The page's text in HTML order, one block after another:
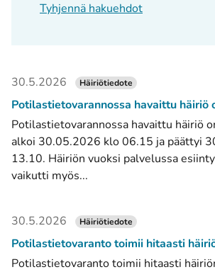
Tyhjennä hakuehdot
30.5.2026 Häiriötiedote
Potilastietovarannossa havaittu häiriö
Potilastietovarannossa havaittu häiriö
alkoi 30.05.2026 klo 06.15 ja päättyi
13.10. Häiriön vuoksi palvelussa
vaikutti myös...
30.5.2026 Häiriötiedote
Potilastietovaranto toimii hitaasti
Potilastietovaranto toimii hitaasti